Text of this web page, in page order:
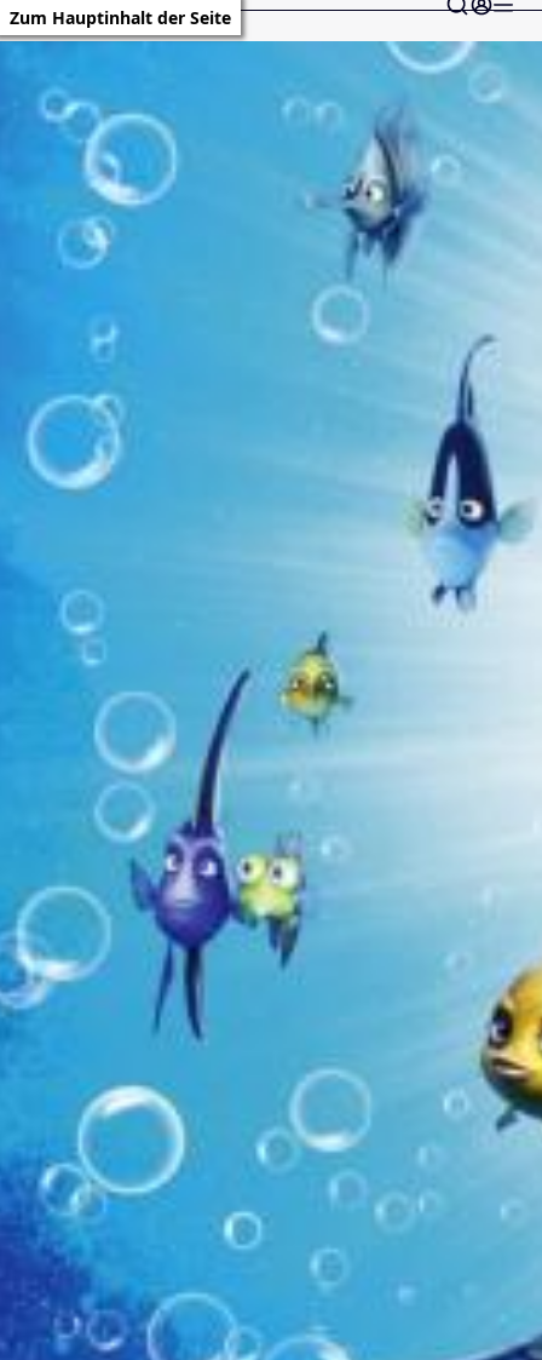
Zum Hauptinhalt der Seite